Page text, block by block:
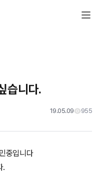
습니다.
19.05.09 955
중입니다
.